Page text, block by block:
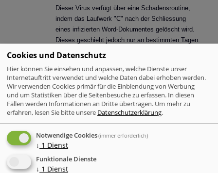
Zielgerichtete Attacken: Zero-Day-Exploits im Betriebssystem
von Windows und im Internet Explorer
Neue Studie zeigt: Gefährlicher Leichtsinn im Umgang mit
Malware Trends 2020: Ransomware, Datendiebstahl an
Universitäten und Banking Trojaner sind im Umlauf
Dieser Virus verfügt über eine Schadensroutine,
indem das Laufwerk "C" nach der Schliessung
eines infizierten Word-Dokumentes gelöscht wird.
Dieses geschieht jedoch nur an bestimmten Tagen.
"Freundlicher Weise" informiert der Virus am
01./02./10. und 20. Januar, am 01. April, 04. August
und am 31. Oktober den Anwender über die
Infektion. Diese Meldung schaut wie in diesem Bild
aus:
Sicherlich werden in nur wenigen Tagen auch die
Cookies und Datenschutz
Hier können Sie einsehen und anpassen, welche Dienste unser
Internetauftritt verwendet und welche Daten dabei erhoben werden.
Wir verwenden Cookies primär für die Einblendung von Werbung
und um Statistiken über die Seitenbesuche zu erfassen. In diesen
Fällen werden Informationen an Dritte übertragen. Um mehr zu
erfahren, lesen Sie bitte unsere Datenschutzerklärung.
Notwendige Cookies(immer erforderlich)
↓ 1 Dienst
Funktionale Dienste
↓ 1 Dienst